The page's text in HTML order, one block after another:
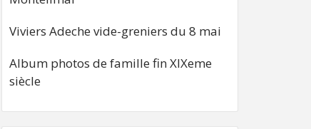
Viviers Adeche vide-greniers du 8 mai
Album photos de famille fin XIXeme
siècle